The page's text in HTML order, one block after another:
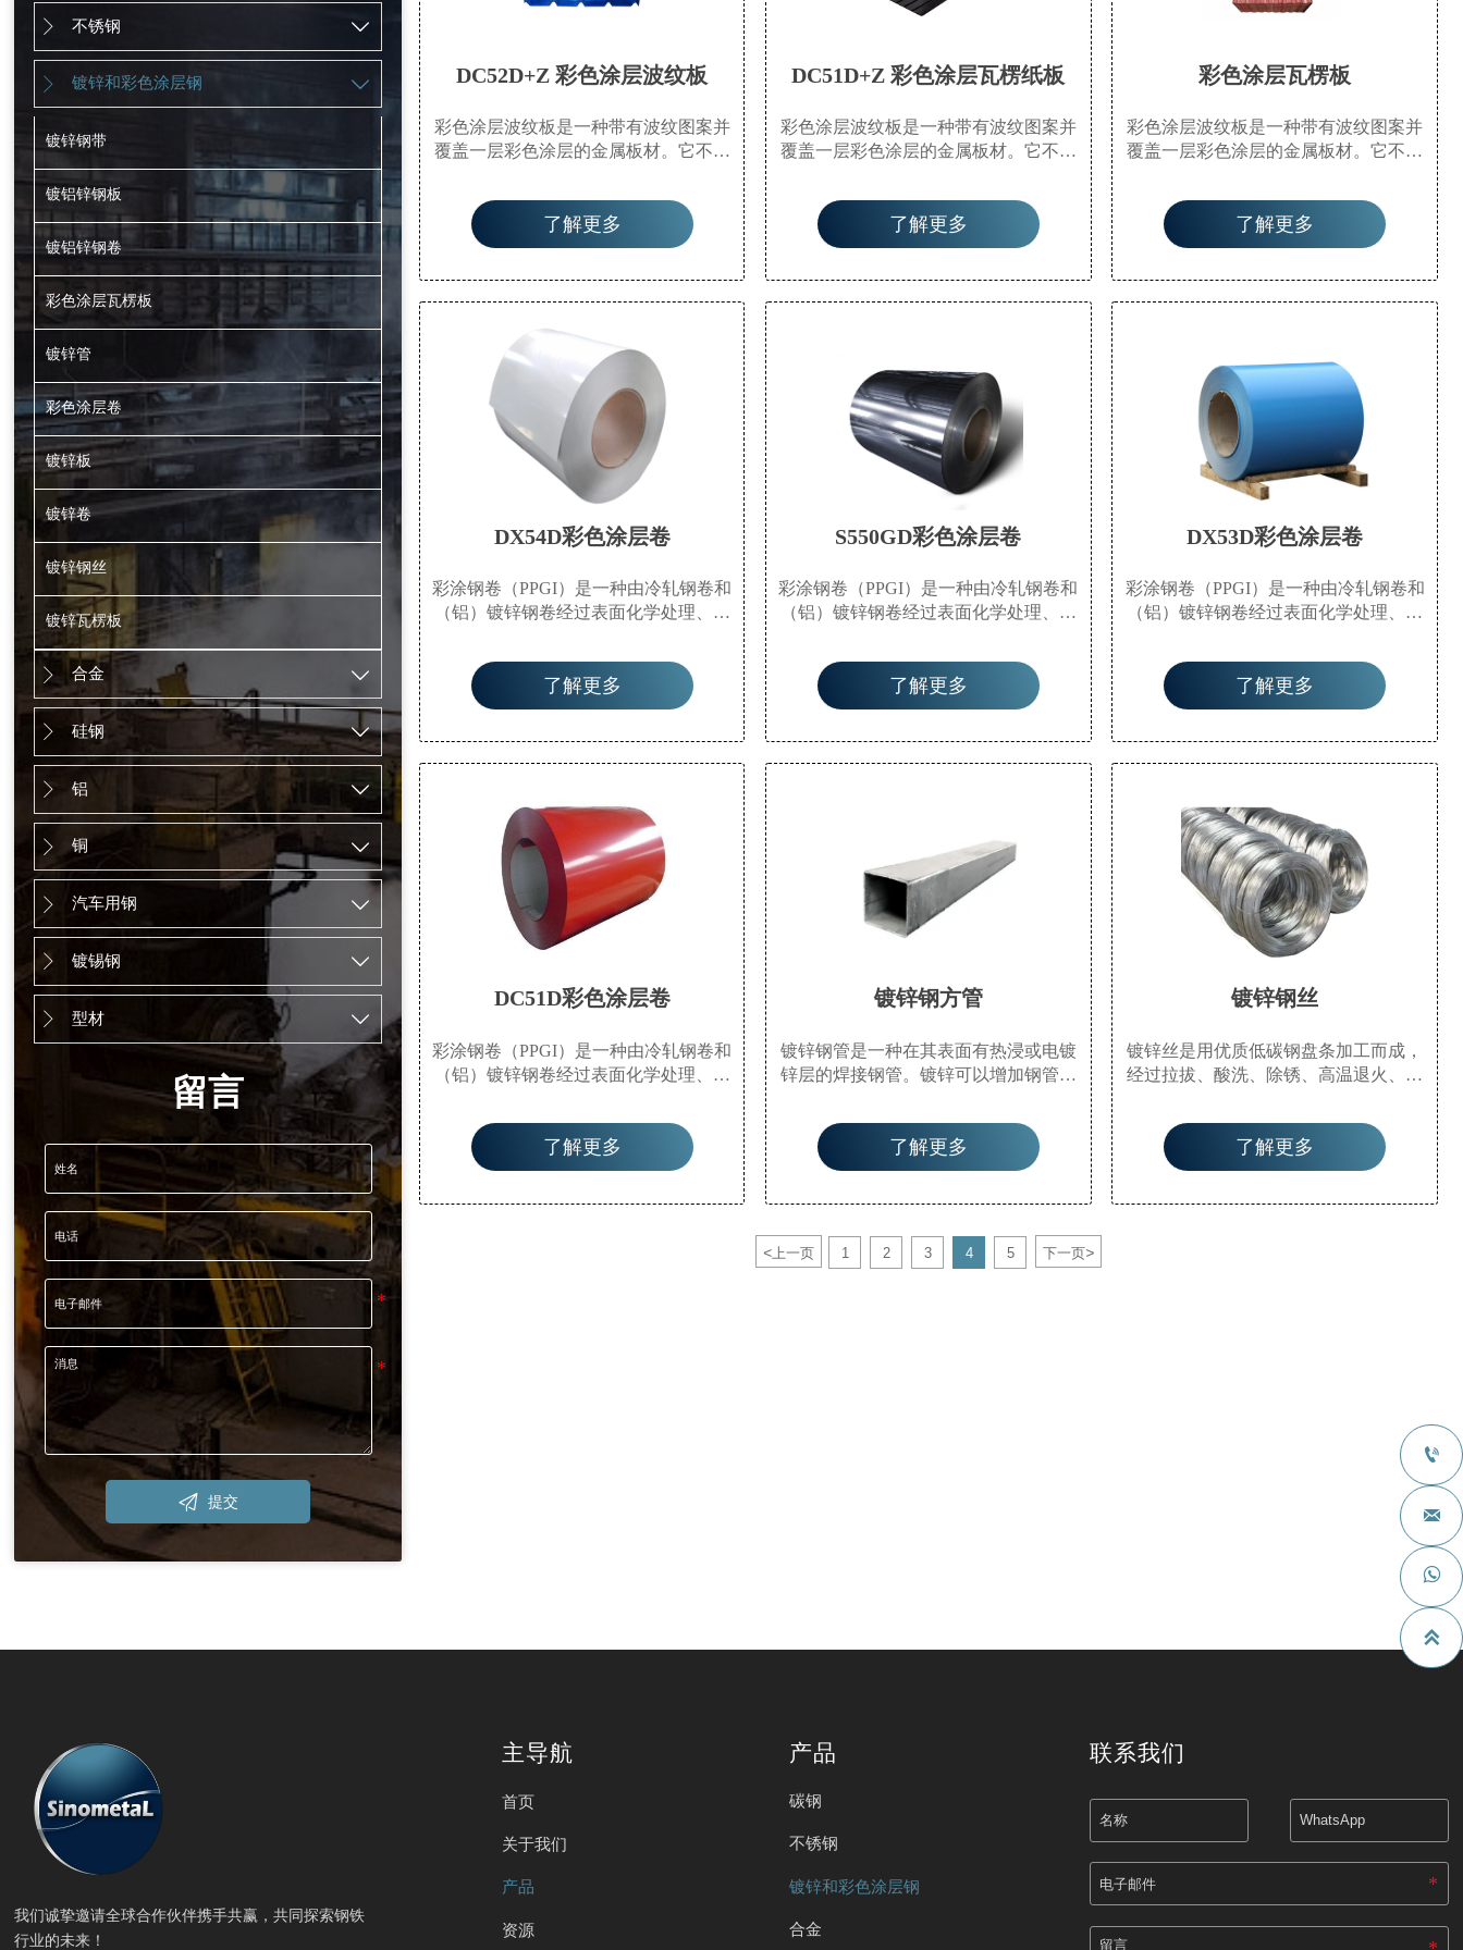
 不锈钢 
 镀锌和彩色涂层钢 
镀锌钢带
镀铝锌钢板
镀铝锌钢卷
彩色涂层瓦楞板
镀锌管
彩色涂层卷
镀锌板
镀锌卷
镀锌钢丝
镀锌瓦楞板
 合金 
 硅钢 
 铝 
 铜 
 汽车用钢 
 镀锡钢 
 型材 
留言
 提交
DC52D+Z 彩色涂层波纹板
彩色涂层波纹板是一种带有波纹图案并
覆盖一层彩色涂层的金属板材。它不仅
种多功能材料因其轻质、安装简便以及
能够承受恶劣天气条件而常用于屋顶、
墙板和隔断。其彩色涂层还提供额外保
了解更多
DC51D+Z 彩色涂层瓦楞纸板
彩色涂层波纹板是一种带有波纹图案并
覆盖一层彩色涂层的金属板材。它不仅
种多功能材料因其轻质、安装简便以及
能够承受恶劣天气条件而常用于屋顶、
墙板和隔断。其彩色涂层还提供额外保
了解更多
彩色涂层瓦楞板
彩色涂层波纹板是一种带有波纹图案并
覆盖一层彩色涂层的金属板材。它不仅
种多功能材料因其轻质、安装简便以及
能够承受恶劣天气条件而常用于屋顶、
墙板和隔断。其彩色涂层还提供额外保
了解更多
DX54D彩色涂层卷
彩涂钢卷（PPGI）是一种由冷轧钢卷和
（铝）镀锌钢卷经过表面化学处理、涂
后，再经烘烤固化而成的产品。该产品
由生产厂家在连续生产线上以卷材形式
生产，因此也称为预涂钢卷。它不仅具
了解更多
S550GD彩色涂层卷
彩涂钢卷（PPGI）是一种由冷轧钢卷和
（铝）镀锌钢卷经过表面化学处理、涂
后，再经烘烤固化而成的产品。该产品
由生产厂家在连续生产线上以卷材形式
生产，因此也称为预涂钢卷。它不仅具
了解更多
DX53D彩色涂层卷
彩涂钢卷（PPGI）是一种由冷轧钢卷和
（铝）镀锌钢卷经过表面化学处理、涂
后，再经烘烤固化而成的产品。该产品
由生产厂家在连续生产线上以卷材形式
生产，因此也称为预涂钢卷。它不仅具
了解更多
DC51D彩色涂层卷
彩涂钢卷（PPGI）是一种由冷轧钢卷和
（铝）镀锌钢卷经过表面化学处理、涂
后，再经烘烤固化而成的产品。该产品
由生产厂家在连续生产线上以卷材形式
生产，因此也称为预涂钢卷。它不仅具
了解更多
镀锌钢方管
镀锌钢管是一种在其表面有热浸或电镀
锌层的焊接钢管。镀锌可以增加钢管的
途广泛。除了用作水、煤气、石油等一
般低压流体的管道管外，还用作石油工
业中的油井管和输油管道，特别是在海
器的管道，以及码头桩和矿山隧道中支
撑结构的管道。
了解更多
镀锌钢丝
镀锌丝是用优质低碳钢盘条加工而成，
经过拉拔、酸洗、除锈、高温退火、热
工而成。镀锌丝分为热镀锌丝和冷镀锌
丝（电镀锌丝）。
了解更多
<上一页 1 2 3 4 5 下一页>
我们诚挚邀请全球合作伙伴携手共赢，共同探索钢铁
行业的未来！
主导航
首页
关于我们
产品
资源
产品
碳钢
不锈钢
镀锌和彩色涂层钢
合金
联系我们



